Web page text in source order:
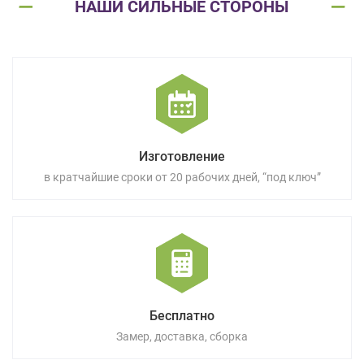
НАШИ СИЛЬНЫЕ СТОРОНЫ
Изготовление
в кратчайшие сроки от 20 рабочих дней, “под ключ”
Бесплатно
Замер, доставка, сборка